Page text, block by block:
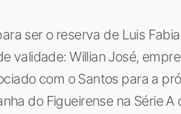
ser o reserva de Luis
validade: Willian José,
com o Santos para a
do Figueirense na Série